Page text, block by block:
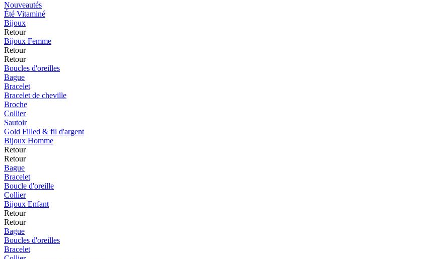
Nouveautés
Été Vitaminé
Bijoux
Retour
Bijoux Femme
Retour
Retour
Boucles d'oreilles
Bague
Bracelet
Bracelet de cheville
Broche
Collier
Sautoir
Gold Filled & fil d'argent
Bijoux Homme
Retour
Retour
Bague
Bracelet
Boucle d'oreille
Collier
Bijoux Enfant
Retour
Retour
Bague
Boucles d'oreilles
Bracelet